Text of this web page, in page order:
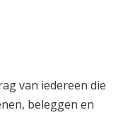
van iedereen die
beleggen en